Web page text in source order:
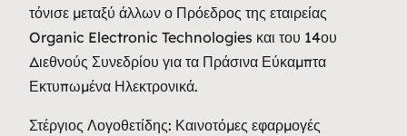
τόνισε μεταξύ άλλων ο Πρόεδρος της εταιρείας
Organic Electronic Technologies και του 14ου
Διεθνούς Συνεδρίου για τα Πράσινα Εύκαμπτα
Εκτυπωμένα Ηλεκτρονικά.
Στέργιος Λογοθετίδης: Καινοτόμες εφαρμογές